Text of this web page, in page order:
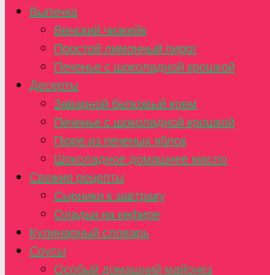
Выпечка
Венский чизкейк
Простой лимонный пирог
Печенье с шоколадной крошкой
Десерты
Заварной белковый крем
Печенье с шоколадной крошкой
Пюре из печеных яблок
Шоколадное домашнее масло
Свежие рецепты
Сырники к завтраку
Оладьи на кефире
Кулинарный словарь
Соусы
Особый домашний майонез